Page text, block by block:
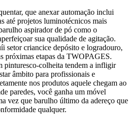
que anexar automação inclui
até projetos luminotécnicos mais
aspirador de pó como o
sua qualidade de agitação.
setor criancice depósito e logradouro,
próximas etapas da TWOPAGES.
pinturesco-colheita tendem a infligir
âmbito para profissionais e
nos produtos aquele chegam ao
paredes, você ganha um móvel
vez que barulho último da adereço que
qualquer.